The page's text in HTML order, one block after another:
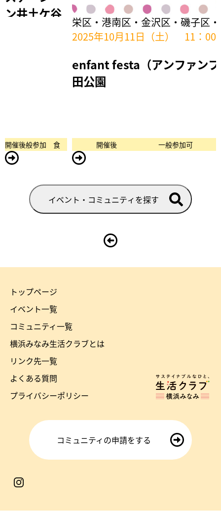
ン井土ケ谷
開催後一般参加可 食
栄区・港南区・金沢区・磯子区
2025年10月11日（土） 11：00
enfant festa（アンファン
田公園
開催後 一般参加可
イベント・コミュニティを探す
横
浜
み
な
み
生
の
デ
ィ
トップページ
イベント一覧
コミュニティ一覧
横浜みなみ生活クラブとは
リンク先一覧
よくある質問
プライバシーポリシー
ホ
ー
ム
コミュニティの申請をする
生
ク